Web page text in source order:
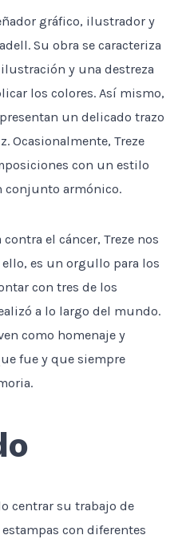
gráfico, ilustrador y
Su obra se caracteriza
y una destreza
los colores. Así mismo,
un delicado trazo
Ocasionalmente, Treze
con un estilo
conjunto armónico.
el cáncer, Treze nos
ello, es un orgullo para los
con tres de los
a lo largo del mundo.
como homenaje y
fue y que siempre
centrar su trabajo de
con diferentes